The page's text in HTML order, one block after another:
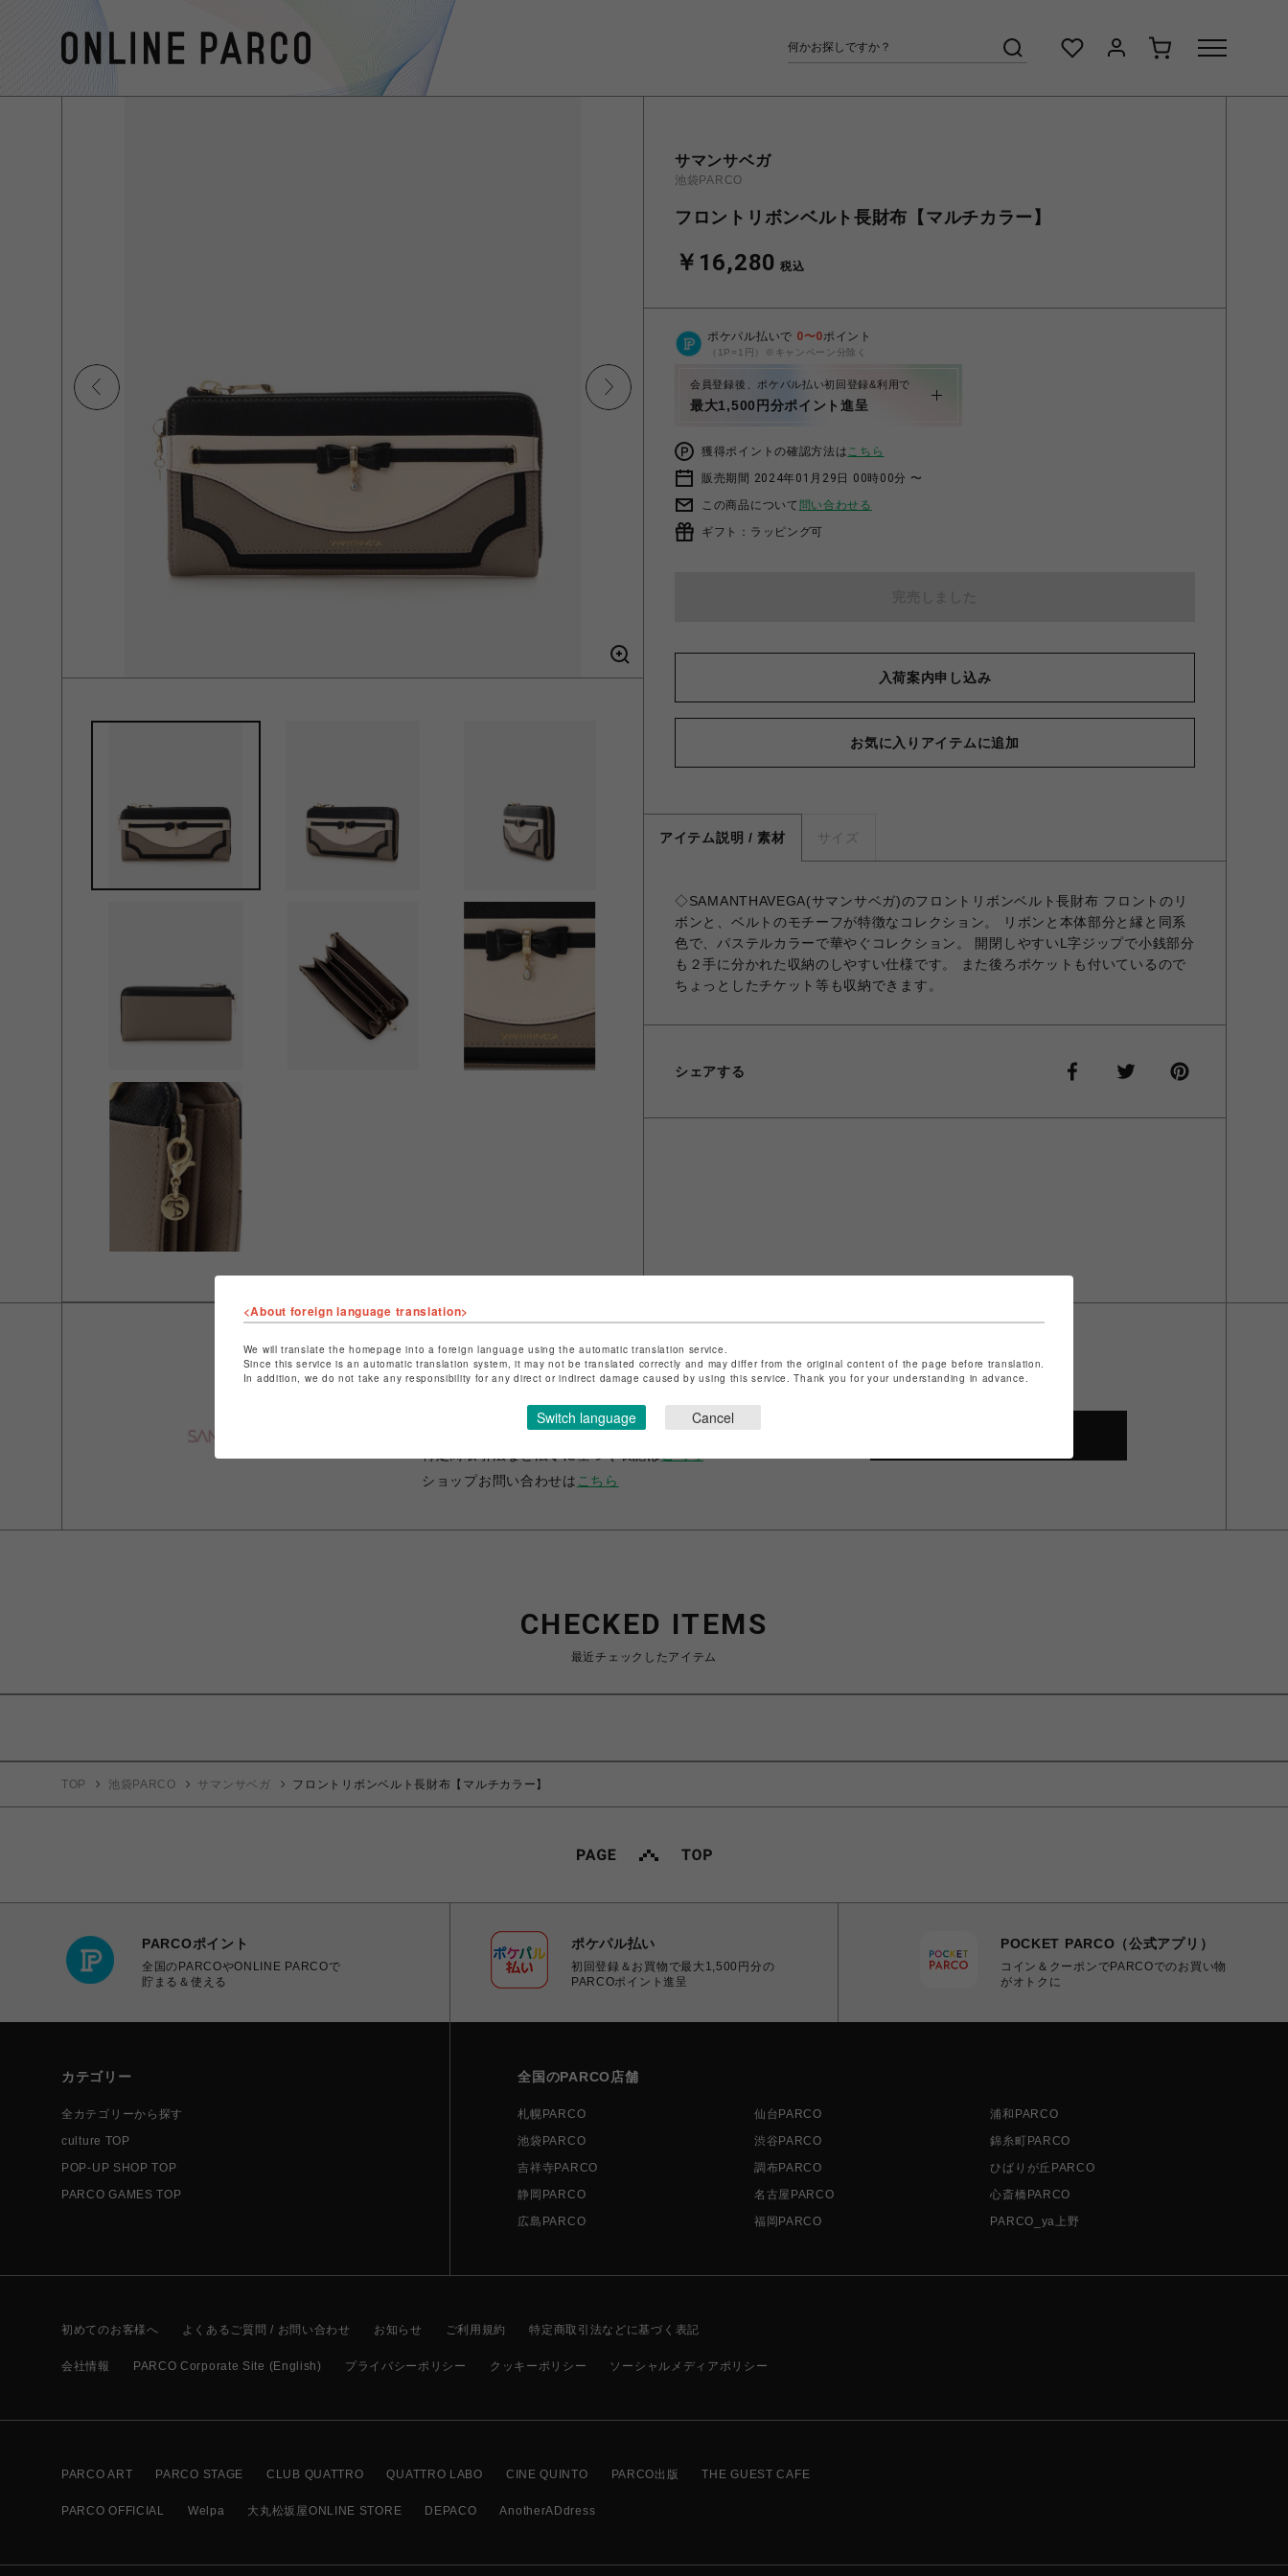
サマンサベガ
池袋PARCO
フロントリボンベルト長財布【マルチカラー】
￥16,280 税込
ポケパル払いで 0〜0ポイント
（1P=1円）※キャンペーン分除く
会員登録後、ポケパル払い初回登録&利用で
最大1,500円分ポイント進呈
獲得ポイントの確認方法はこちら
販売期間 2024年01月29日 00時00分 〜
この商品について 問い合わせる
ギフト：ラッピング可
入荷案内申し込み
お気に入りアイテムに追加
アイテム説明 / 素材 サイズ
◇SAMANTHAVEGA(サマンサベガ)のフロントリボンベルト長財布 フロントのリ
ボンと、ベルトのモチーフが特徴なコレクション。 リボンと本体部分と縁と同系
色で、パステルカラーで華やぐコレクション。 開閉しやすいL字ジップで小銭部分
も２手に分かれた収納のしやすい仕様です。 また後ろポケットも付いているので
ちょっとしたチケット等も収納できます。
シェアする
池袋PARCO
ショップお問い合わせは こちら
CHECKED ITEMS
最近チェックしたアイテム
TOP 池袋PARCO サマンサベガ フロントリボンベルト長財布【マルチカラー】
PARCOポイント
全国のPARCOやONLINE PARCOで
貯まる＆使える
ポケパル払い
初回登録＆お買物で最大1,500円分の
PARCOポイント進呈
POCKET PARCO（公式アプリ）
コイン＆クーポンでPARCOでのお買い物
がオトクに
カテゴリー
全カテゴリーから探す
culture TOP
POP-UP SHOP TOP
PARCO GAMES TOP
全国のPARCO店舗
札幌PARCO 仙台PARCO
浦和PARCO
池袋PARCO
渋谷PARCO
錦糸町PARCO
吉祥寺PARCO
調布PARCO
ひばりが丘PARCO
静岡PARCO
名古屋PARCO
心斎橋PARCO
広島PARCO
福岡PARCO PARCO_ya上野
初めてのお客様へ よくあるご質問 / お問い合わせ お知らせ ご利用規約 特定商取引法などに基づく表記
会社情報 PARCO Corporate Site (English) プライバシーポリシー クッキーポリシー ソーシャルメディアポリシー
PARCO ART PARCO STAGE CLUB QUATTRO QUATTRO LABO CINE QUINTO PARCO出版 THE GUEST CAFE
PARCO OFFICIAL Welpa 大丸松坂屋ONLINE STORE DEPACO AnotherADdress
<About foreign language translation>
We will translate the homepage into a foreign language using the automatic translation service.
Since this service is an automatic translation system, it may not be translated correctly and may differ from the original content of the page before translation.
In addition, we do not take any responsibility for any direct or indirect damage caused by using this service. Thank you for your understanding in advance.
Switch language Cancel